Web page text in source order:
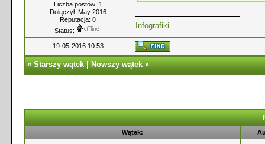
Liczba postów: 1
Dołączył: May 2016
Reputacja: 0
Status:
Infografiki
19-05-2016 10:53
«Starszy wątek|Nowszy wątek»
Wątek: